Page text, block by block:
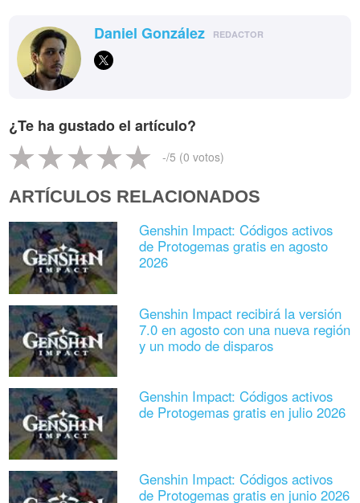
Daniel González REDACTOR
¿Te ha gustado el artículo?
-/5 (0 votos)
ARTÍCULOS RELACIONADOS
Genshin Impact: Códigos activos
de Protogemas gratis en agosto
2026
Genshin Impact recibirá la versión
7.0 en agosto con una nueva región
y un modo de disparos
Genshin Impact: Códigos activos
de Protogemas gratis en julio 2026
Genshin Impact: Códigos activos
de Protogemas gratis en junio 2026